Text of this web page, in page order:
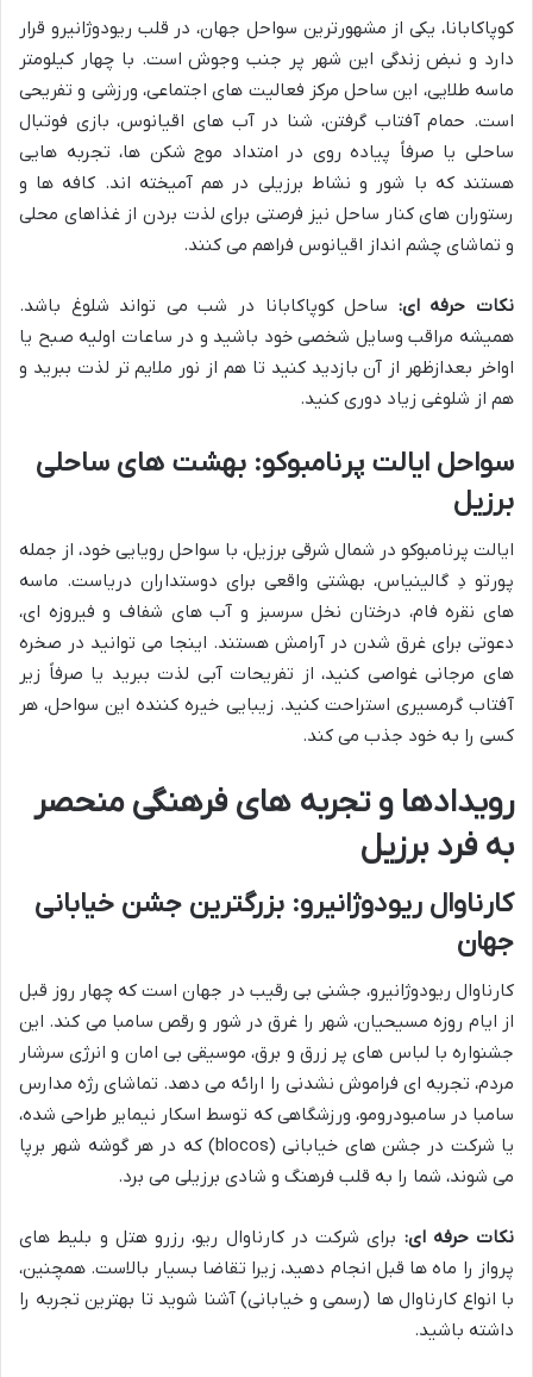
کوپاکابانا، یکی از مشهورترین سواحل جهان، در قلب ریودوژانیرو قرار
دارد و نبض زندگی این شهر پر جنب وجوش است. با چهار کیلومتر
ماسه طلایی، این ساحل مرکز فعالیت های اجتماعی، ورزشی و تفریحی
است. حمام آفتاب گرفتن، شنا در آب های اقیانوس، بازی فوتبال
ساحلی یا صرفاً پیاده روی در امتداد موج شکن ها، تجربه هایی
هستند که با شور و نشاط برزیلی در هم آمیخته اند. کافه ها و
رستوران های کنار ساحل نیز فرصتی برای لذت بردن از غذاهای محلی
و تماشای چشم انداز اقیانوس فراهم می کنند.
نکات حرفه ای: ساحل کوپاکابانا در شب می تواند شلوغ باشد.
همیشه مراقب وسایل شخصی خود باشید و در ساعات اولیه صبح یا
اواخر بعدازظهر از آن بازدید کنید تا هم از نور ملایم تر لذت ببرید و
هم از شلوغی زیاد دوری کنید.
سواحل ایالت پرنامبوکو: بهشت های ساحلی
برزیل
ایالت پرنامبوکو در شمال شرقی برزیل، با سواحل رویایی خود، از جمله
پورتو دِ گالینیاس، بهشتی واقعی برای دوستداران دریاست. ماسه
های نقره فام، درختان نخل سرسبز و آب های شفاف و فیروزه ای،
دعوتی برای غرق شدن در آرامش هستند. اینجا می توانید در صخره
های مرجانی غواصی کنید، از تفریحات آبی لذت ببرید یا صرفاً زیر
آفتاب گرمسیری استراحت کنید. زیبایی خیره کننده این سواحل، هر
کسی را به خود جذب می کند.
رویدادها و تجربه های فرهنگی منحصر
به فرد برزیل
کارناوال ریودوژانیرو: بزرگترین جشن خیابانی
جهان
کارناوال ریودوژانیرو، جشنی بی رقیب در جهان است که چهار روز قبل
از ایام روزه مسیحیان، شهر را غرق در شور و رقص سامبا می کند. این
جشنواره با لباس های پر زرق و برق، موسیقی بی امان و انرژی سرشار
مردم، تجربه ای فراموش نشدنی را ارائه می دهد. تماشای رژه مدارس
سامبا در سامبودرومو، ورزشگاهی که توسط اسکار نیمایر طراحی شده،
یا شرکت در جشن های خیابانی (blocos) که در هر گوشه شهر برپا
می شوند، شما را به قلب فرهنگ و شادی برزیلی می برد.
نکات حرفه ای: برای شرکت در کارناوال ریو، رزرو هتل و بلیط های
پرواز را ماه ها قبل انجام دهید، زیرا تقاضا بسیار بالاست. همچنین،
با انواع کارناوال ها (رسمی و خیابانی) آشنا شوید تا بهترین تجربه را
داشته باشید.